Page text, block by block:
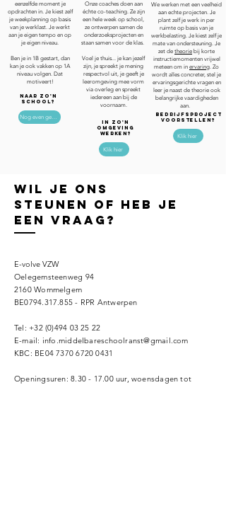
eenzelfde moment je
opdrachten in. Je kiest zelf
je weekplanning op basis
van je werklast. Je werkt
aan je eigen tempo en op
je eigen niveau.
Ben je in 1B gestart, dan
kan je ook vakken op 1A
niveau volgen. Dat
motiveert!
naar zo'n
school?
Nog even geduld...
Onze coaches doen aan
échte co-teaching. Ze zijn
een hele week op school,
ze ontwerpen samen de
onderzoeksprojecten en
staan samen voor de klas.
Voel je thuis... je kan jezelf
zijn, je spreekt je mening
respectvol uit, je geeft je
leeromgeving mee vorm
via overleg en spreekt
iedereen aan bij de
voornaam.
in zo'n
omgeving
werken?
Klik hier
We werken met een veelheid
aan echte projecten. Je
plant zelf je werk in per
ruimte op basis van je
werkbelasting. Je kiest zelf je
mate van ondersteuning. Je
zet de theorie bij korte
instructiemomenten vrijwel
meteen om in ervaring. Zo
wordt alles concreter, stel je
ervaringsgerichte vragen en
leer je naast de theorie ook
belangrijke vaardigheden
aan.
bedrijfsproject
voorstellen?
Klik hier
Wil je ons
steunen of heb je
een vraag?
E-volve VZW
Oelegemsteenweg 94
2160 Wommelgem
BE0794.317.855 - RPR Antwerpen
Tel: +32 (0)494 03 25 22
E-mail: info.middelbareschoolranst@gmail.com
KBC: BE047370 6720 0431
Openingsuren: 8.30 - 17.00 uur, woensdagen tot